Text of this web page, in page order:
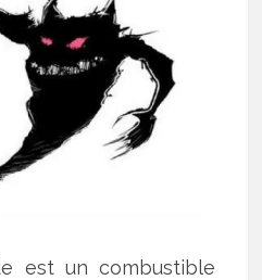
est un combustible